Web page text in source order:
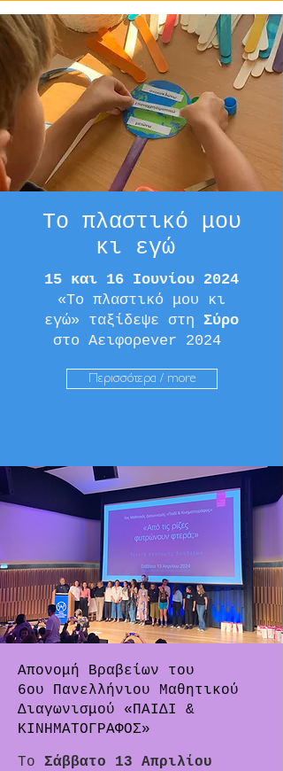
Το πλαστικό μου
κι εγώ
15 και 16 Ιουνίου 2024
«Το πλαστικό μου κι
εγώ» ταξίδεψε στη Σύρο
στο Αειφορever 2024
Περισσότερα / more
Απονομή Βραβείων του
6ου Πανελλήνιου Μαθητικού
Διαγωνισμού «ΠΑΙΔΙ &
ΚΙΝΗΜΑΤΟΓΡΑΦΟΣ»
Το Σάββατο 13 Απριλίου